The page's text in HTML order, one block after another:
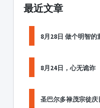
最近文章
8月28日 做个明智的
8月24日，心无诡诈
圣巴尔多禄茂宗徒庆